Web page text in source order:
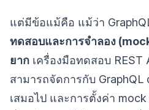
แต่มีข้อแม้คือ แม้ว่า
ทดสอบและการจำลอง
ยาก เครื่องมือทดสอบ REST
สามารถจัดการกับ GraphQL
เสมอไป และการตั้งค่า